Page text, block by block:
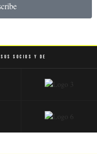
socios y de